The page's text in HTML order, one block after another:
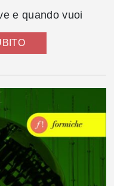
e quando vuoi